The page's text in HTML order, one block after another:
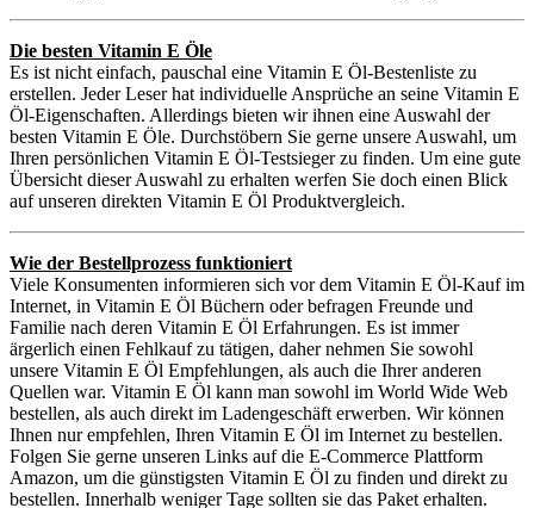
Die besten Vitamin E Öle
Es ist nicht einfach, pauschal eine Vitamin E Öl-Bestenliste zu
erstellen. Jeder Leser hat individuelle Ansprüche an seine Vitamin E
Öl-Eigenschaften. Allerdings bieten wir ihnen eine Auswahl der
besten Vitamin E Öle. Durchstöbern Sie gerne unsere Auswahl, um
Ihren persönlichen Vitamin E Öl-Testsieger zu finden. Um eine gute
Übersicht dieser Auswahl zu erhalten werfen Sie doch einen Blick
auf unseren direkten Vitamin E Öl Produktvergleich.
Wie der Bestellprozess funktioniert
Viele Konsumenten informieren sich vor dem Vitamin E Öl-Kauf im
Internet, in Vitamin E Öl Büchern oder befragen Freunde und
Familie nach deren Vitamin E Öl Erfahrungen. Es ist immer
ärgerlich einen Fehlkauf zu tätigen, daher nehmen Sie sowohl
unsere Vitamin E Öl Empfehlungen, als auch die Ihrer anderen
Quellen war. Vitamin E Öl kann man sowohl im World Wide Web
bestellen, als auch direkt im Ladengeschäft erwerben. Wir können
Ihnen nur empfehlen, Ihren Vitamin E Öl im Internet zu bestellen.
Folgen Sie gerne unseren Links auf die E-Commerce Plattform
Amazon, um die günstigsten Vitamin E Öl zu finden und direkt zu
bestellen. Innerhalb weniger Tage sollten sie das Paket erhalten.